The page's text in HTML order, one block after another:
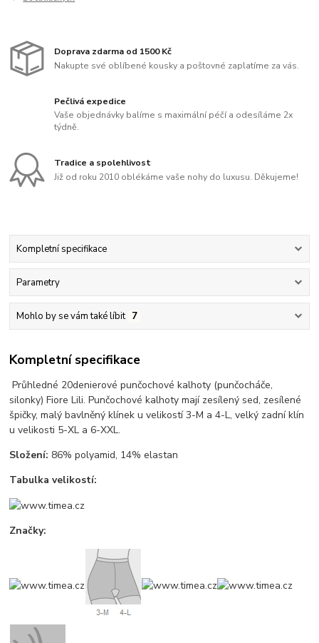
Doprava zdarma od 1500 Kč
Nakupte své oblíbené kousky a poštovné zaplatíme za vás.
Pečlivá expedice
Vaše objednávky balíme s maximální péčí a odesíláme 2x
týdně.
Tradice a spolehlivost
Již od roku 2010 oblékáme vaše nohy do luxusu. Děkujeme!
Kompletní specifikace
Parametry
Mohlo by se vám také líbit 7
Kompletní specifikace
Průhledné 20denierové punčochové kalhoty (punčocháče,
silonky) Fiore Lili. Punčochové kalhoty mají zesílený sed, zesílené
špičky, malý bavlněný klínek u velikostí 3-M a 4-L, velký zadní klín
u velikosti 5-XL a 6-XXL.
Složení: 86% polyamid, 14% elastan
Tabulka velikostí:
Značky: